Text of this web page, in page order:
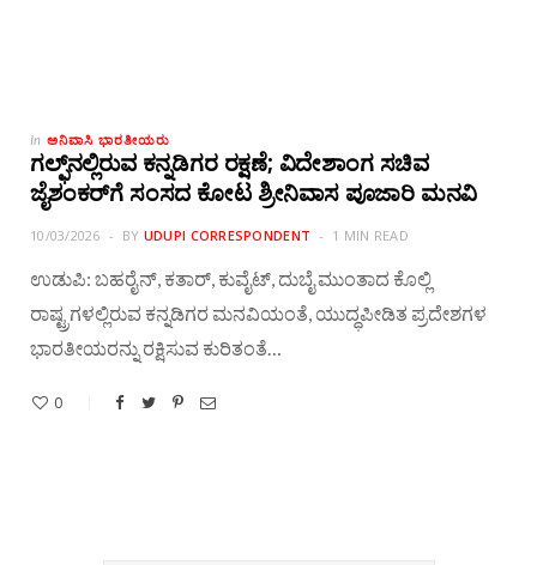
In ಅನಿವಾಸಿ ಭಾರತೀಯರು
ಗಲ್ಫ್‌ನಲ್ಲಿರುವ ಕನ್ನಡಿಗರ ರಕ್ಷಣೆ; ವಿದೇಶಾಂಗ ಸಚಿವ
ಜೈಶಂಕರ್‌ಗೆ ಸಂಸದ ಕೋಟ ಶ್ರೀನಿವಾಸ ಪೂಜಾರಿ ಮನವಿ
10/03/2026 BY UDUPI CORRESPONDENT 1 MIN READ
ಉಡುಪಿ: ಬಹರೈನ್, ಕತಾರ್, ಕುವೈಟ್, ದುಬೈ ಮುಂತಾದ ಕೊಲ್ಲಿ
ರಾಷ್ಟ್ರಗಳಲ್ಲಿರುವ ಕನ್ನಡಿಗರ ಮನವಿಯಂತೆ, ಯುದ್ಧಪೀಡಿತ ಪ್ರದೇಶಗಳ
ಭಾರತೀಯರನ್ನು ರಕ್ಷಿಸುವ ಕುರಿತಂತೆ…
0